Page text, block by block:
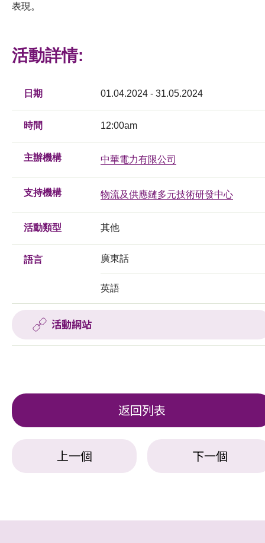
會籍
表現。
活動詳情:
日期 01.04.2024 - 31.05.2024
時間 12:00am
主辦機構 中華電力有限公司
支持機構 物流及供應鏈多元技術研發中心
活動類型 其他
語言 廣東話
英語
活動網站
返回列表
上一個 下一個